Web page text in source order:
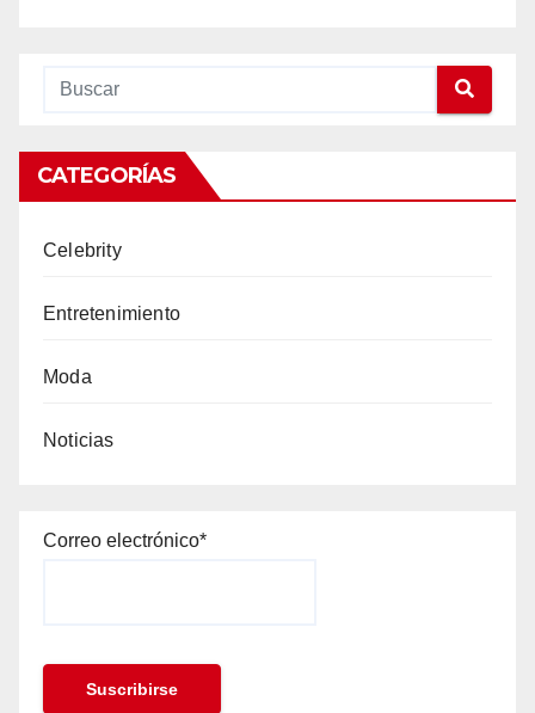
CATEGORÍAS
Celebrity
Entretenimiento
Moda
Noticias
Correo electrónico*